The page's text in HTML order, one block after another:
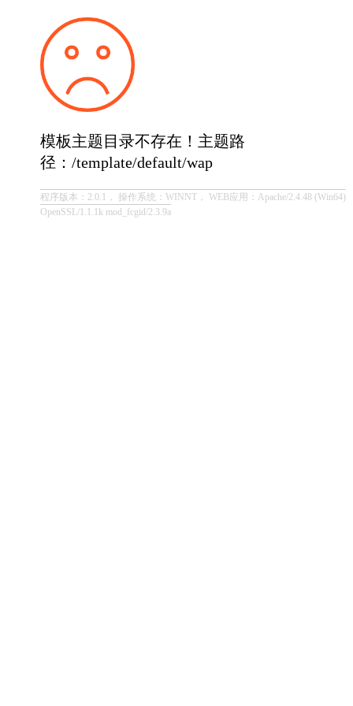
模板主题目录不存在！主题路
径：/template/default/wap
程序版本：2.0.1， 操作系统：WINNT， WEB应用：Apache/2.4.48 (Win64)
OpenSSL/1.1.1k mod_fcgid/2.3.9a